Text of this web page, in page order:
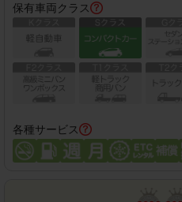
保有車両クラス
各種サービス